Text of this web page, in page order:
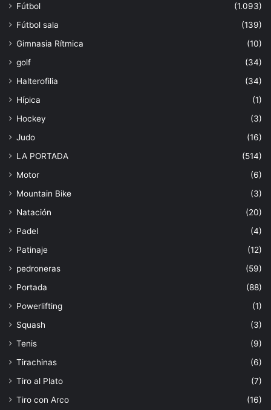
Fútbol
(1.093)
Fútbol sala
(139)
Gimnasia Rítmica
(10)
golf
(34)
Halterofilia
(34)
Hípica
(1)
Hockey
(3)
Judo
(16)
LA PORTADA
(514)
Motor
(6)
Mountain Bike
(3)
Natación
(20)
Padel
(4)
Patinaje
(12)
pedroneras
(59)
Portada
(88)
Powerlifting
(1)
Squash
(3)
Tenis
(9)
Tirachinas
(6)
Tiro al Plato
(7)
Tiro con Arco
(16)